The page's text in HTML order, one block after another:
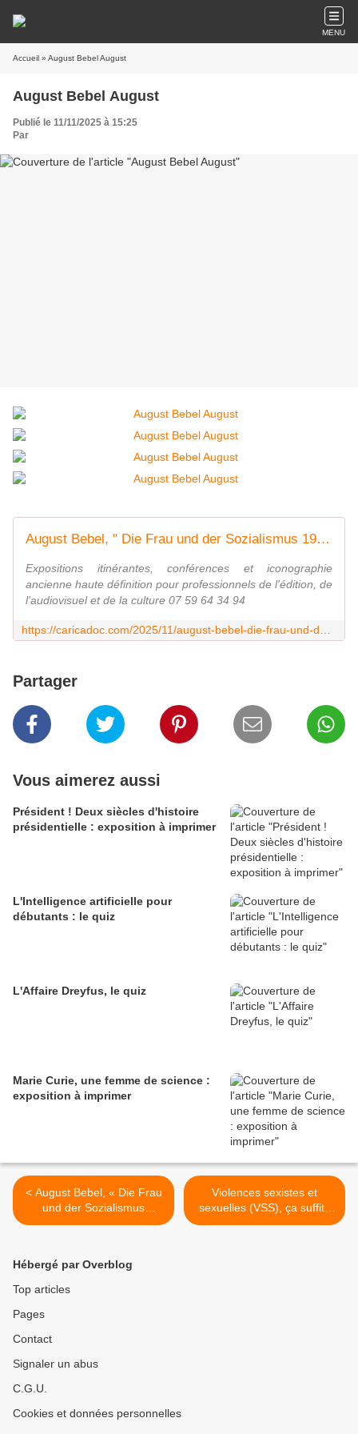
MENU
Accueil » August Bebel August
August Bebel August
Publié le 11/11/2025 à 15:25
Par
August Bebel, " Die Frau und der Sozialismus 1910 ", Die Frau und der Sozialismus, 1910. - Expositions à imprimer : caricadoc@gmail.com
Expositions itinérantes, conférences et iconographie
ancienne haute définition pour professionnels de l'édition, de
l'audiovisuel et de la culture 07 59 64 34 94
Partager
Vous aimerez aussi
Président ! Deux siècles d'histoire
présidentielle : exposition à imprimer
L'Intelligence artificielle pour
débutants : le quiz
L'Affaire Dreyfus, le quiz
Marie Curie, une femme de science :
exposition à imprimer
< August Bebel, « Die Frau
und der Sozialismus
1910 », Die Frau und der
Violences sexistes et
sexuelles (VSS), ça suffit !
Exposition à imprimer >
Hébergé par Overblog
Top articles
Pages
Contact
Signaler un abus
C.G.U.
Cookies et données personnelles